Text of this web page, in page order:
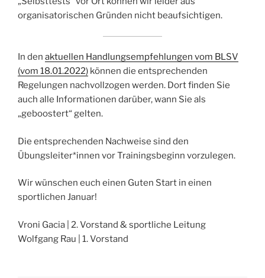
organisatorischen Gründen nicht beaufsichtigen.
In den aktuellen Handlungsempfehlungen vom BLSV
(vom 18.01.2022) können die entsprechenden
Regelungen nachvollzogen werden. Dort finden Sie
auch alle Informationen darüber, wann Sie als
„geboostert“ gelten.
Die entsprechenden Nachweise sind den
Übungsleiter*innen vor Trainingsbeginn vorzulegen.
Wir wünschen euch einen Guten Start in einen
sportlichen Januar!
Vroni Gacia | 2. Vorstand & sportliche Leitung
Wolfgang Rau | 1. Vorstand